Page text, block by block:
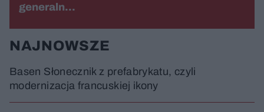
generaln…
NAJNOWSZE
Basen Słonecznik z prefabrykatu, czyli
modernizacja francuskiej ikony